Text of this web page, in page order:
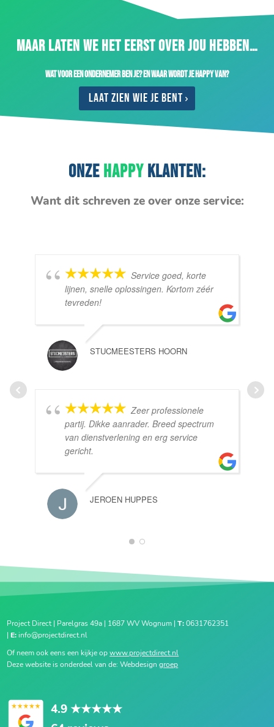
MAAR LATEN WE HET EERST OVER JOU HEBBEN…
Wat voor een ondernemer ben je? En waar wordt je happy van?
Laat zien wie je bent
ONZEHAPPYKLANTEN:
Want dit schreven ze over onze service:
Service goed, korte
lijnen, snelle oplossingen. Kortom zéér
tevreden!
STUCMEESTERS HOORN
Zeer professionele
partij. Dikke aanrader. Breed spectrum
van dienstverlening en erg service
gericht.
JEROEN HUPPES
1 2
Project Direct | Parelgras 49a | 1687 WV Wognum |T:0631762351
| E: info@projectdirect.nl
Of neem ook eens een kijkje opwww.projectdirect.nl
Deze website is onderdeel van de: Webdesigngroep
4.9 ★★★★★